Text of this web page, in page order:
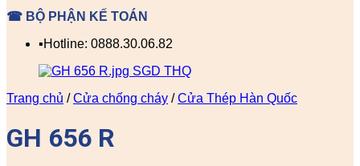
☎ BỘ PHẬN KẾ TOÁN
▪️Hotline: 0888.30.06.82
Trang chủ / Cửa chống cháy / Cửa Thép Hàn Quốc
GH 656 R